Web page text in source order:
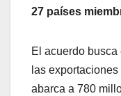
27 países
El acuerdo
las
abarca a 780